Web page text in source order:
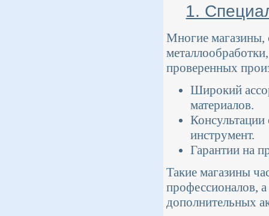
1.
Многие магазины,
проверенных
Широкий
материалов.
инструмент.
Гарантии на
Такие магазины
профессионалов,
дополнительных